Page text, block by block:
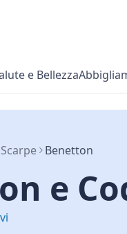
e Bellezza
Benetton
e